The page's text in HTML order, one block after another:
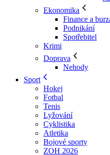
Ekonomika
Finance a
Podnikání
Spotřebitel
Krimi
Doprava
Nehody
Sport
Hokej
Fotbal
Tenis
Lyžování
Cyklistika
Atletika
Bojové sporty
ZOH 2026